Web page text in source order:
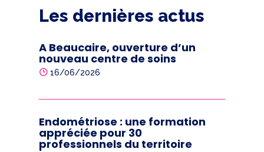
Les dernières actus
A Beaucaire, ouverture d’un
nouveau centre de soins
16/06/2026
Endométriose : une formation
appréciée pour 30
professionnels du territoire